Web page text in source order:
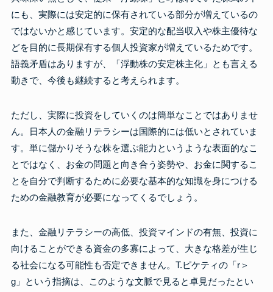
にも、実際には安定的に保有されている部分が増えているの
ではないかと感じています。安定的な配当収入や株主優待な
どを目的に長期保有する個人投資家が増えているためです。
語義矛盾はありますが、「浮動株の安定株主化」とも言える
動きで、今後も継続すると考えられます。
ただし、実際に投資をしていくのは簡単なことではありませ
ん。日本人の金融リテラシーは国際的には低いとされていま
す。単に儲かりそうな株を選ぶ能力というような表面的なこ
とではなく、お金の問題と向き合う姿勢や、お金に関するこ
とを自分で判断するために必要な基本的な知識を身につける
ための金融教育が必要になってくるでしょう。
また、金融リテラシーの高低、投資マインドの有無、投資に
向けることができる資金の多寡によって、大きな格差が生じ
る社会になる可能性も否定できません。T.ピケティの「r＞
g」という指摘は、このような文脈で見ると卓見だったとい